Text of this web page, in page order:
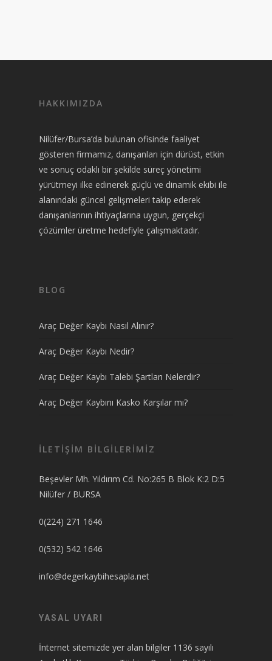
HAKKIMIZDA
Nilüfer/Bursa’da bulunan ofisinde faaliyet
gösteren firmamız, danışanları için dürüst, etkin
ve sonuç odaklı bir şekilde süreç yönetimi
yürütmeyi ilke edinerek güçlü ve dinamik ekibi ile
alanındaki güncel gelişmeleri takip ederek
danışanlarının ihtiyaçlarına uygun, gerçekçi
çözümler üretme hedefiyle çalışmaktadır.
BLOG
Araç Değer Kaybı Nasıl Alınır?
Araç Değer Kaybı Nedir?
Araç Değer Kaybı Talebi Şartları Nelerdir?
Araç Değer Kaybını Kasko Karşılar mı?
İLETİŞİM BİLGİLERİMİZ
Beşevler Mh. Yıldırım Cd. No:265 B Blok K:2 D:5
Nilüfer / BURSA
0(224) 271 1646
0(532) 542 1646
info@degerkaybihesapla.net
YASAL UYARI
İnternet sitemizde yer alan bilgiler 1136 sayılı